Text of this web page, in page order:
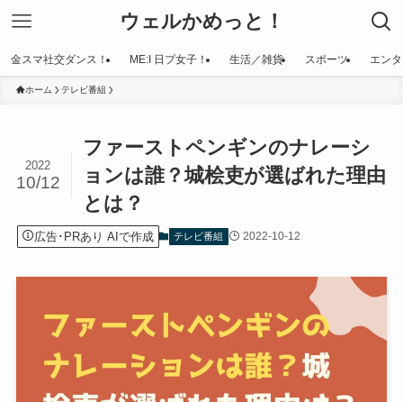
ウェルかめっと！
金スマ社交ダンス！ ME:I 日プ女子！ 生活／雑貨 スポーツ エン
ホーム テレビ番組
ファーストペンギンのナレーシ
ョンは誰？城桧吏が選ばれた理由
とは？
2022
10/12
広告･PRあり AIで作成 テレビ番組 2022-10-12